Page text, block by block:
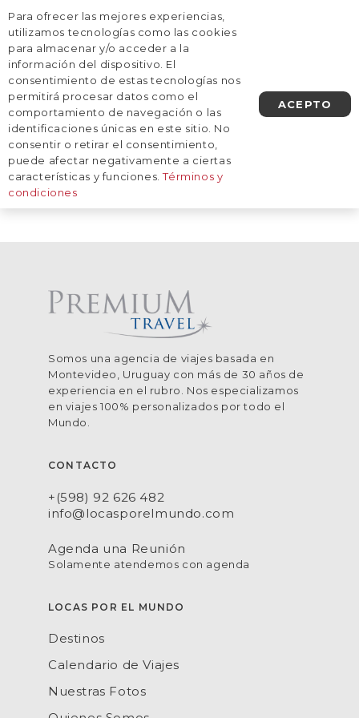
AGENDA UNA LLAMADA
Inicio / Destinos / América del Norte
México
De momento, no tenemos viajes
planificados a este destino.
Somos una agencia de viajes basada en
Montevideo, Uruguay con más de 30 años de
experiencia en el rubro. Nos especializamos
en viajes 100% personalizados por todo el
Mundo.
CONTACTO
+(598) 92 626 482
info@locasporelmundo.com
Agenda una Reunión
Solamente atendemos con agenda
LOCAS POR EL MUNDO
Destinos
Calendario de Viajes
Nuestras Fotos
Para ofrecer las mejores experiencias,
utilizamos tecnologías como las cookies
para almacenar y/o acceder a la
información del dispositivo. El
consentimiento de estas tecnologías nos
permitirá procesar datos como el
comportamiento de navegación o las
identificaciones únicas en este sitio. No
consentir o retirar el consentimiento,
puede afectar negativamente a ciertas
características y funciones.Términos y
condiciones
ACEPTO